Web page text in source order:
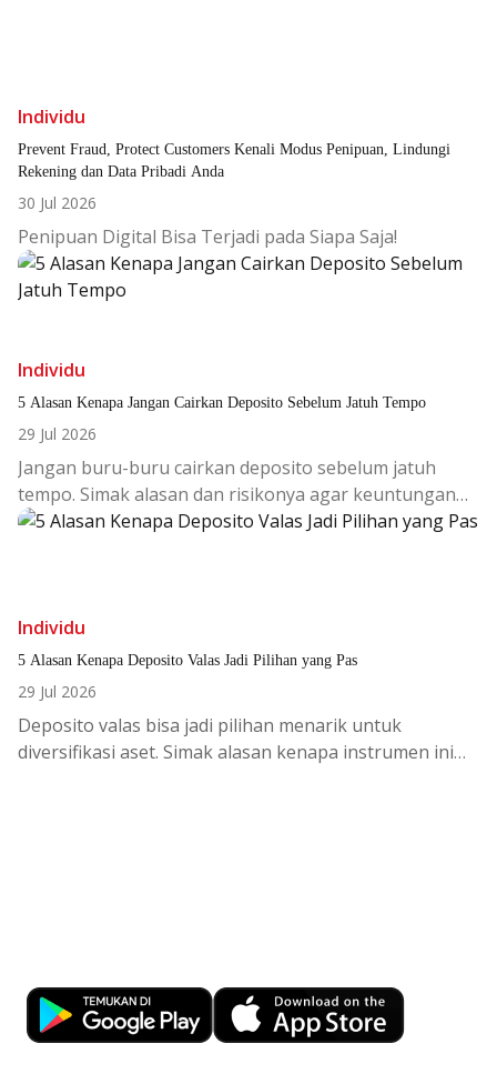
Individu
Prevent Fraud, Protect Customers Kenali Modus Penipuan, Lindungi
Rekening dan Data Pribadi Anda
30 Jul 2026
Penipuan Digital Bisa Terjadi pada Siapa Saja!
Individu
5 Alasan Kenapa Jangan Cairkan Deposito Sebelum Jatuh Tempo
29 Jul 2026
Jangan buru-buru cairkan deposito sebelum jatuh
tempo. Simak alasan dan risikonya agar keuntungan
investasi tetap maksimal.
Individu
5 Alasan Kenapa Deposito Valas Jadi Pilihan yang Pas
29 Jul 2026
Deposito valas bisa jadi pilihan menarik untuk
diversifikasi aset. Simakalasan kenapa instrumen ini